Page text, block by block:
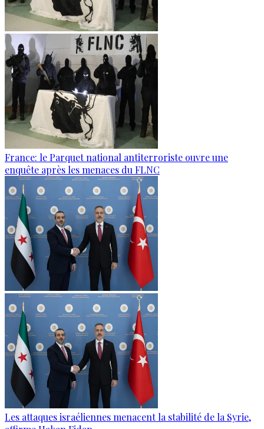
France: le Parquet national antiterroriste ouvre une
enquête après les menaces du FLNC
Les attaques israéliennes menacent la stabilité de la Syrie,